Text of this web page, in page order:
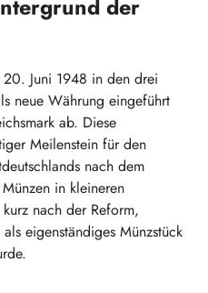
der
Juni 1948 in den drei
neue Währung eingeführt
ab. Diese
Meilenstein für den
nach dem
in kleineren
nach der Reform,
eigenständiges Münzstück